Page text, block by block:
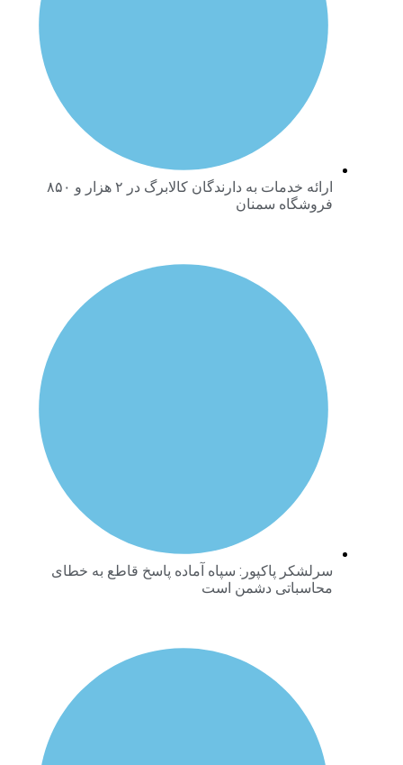
ارائه خدمات به دارندگان کالابرگ در ۲ هزار و ۸۵۰
فروشگاه سمنان
سرلشکر پاکپور: سپاه آماده پاسخ قاطع به خطای
محاسباتی دشمن است